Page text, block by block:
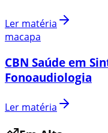
Ler matéria
macapa
CBN Saúde em
Fonoaudiologia
Ler matéria